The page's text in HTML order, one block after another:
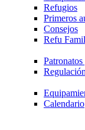
Refugios
Primeros
Consejos
Refu
Calendario